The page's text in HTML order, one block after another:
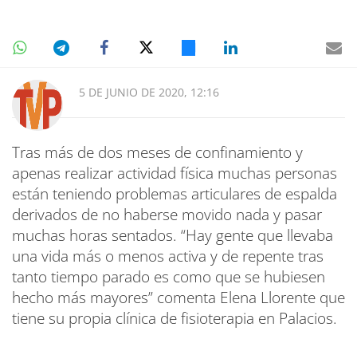
5 DE JUNIO DE 2020, 12:16
Tras más de dos meses de confinamiento y
apenas realizar actividad física muchas personas
están teniendo problemas articulares de espalda
derivados de no haberse movido nada y pasar
muchas horas sentados. “Hay gente que llevaba
una vida más o menos activa y de repente tras
tanto tiempo parado es como que se hubiesen
hecho más mayores” comenta Elena Llorente que
tiene su propia clínica de fisioterapia en Palacios.